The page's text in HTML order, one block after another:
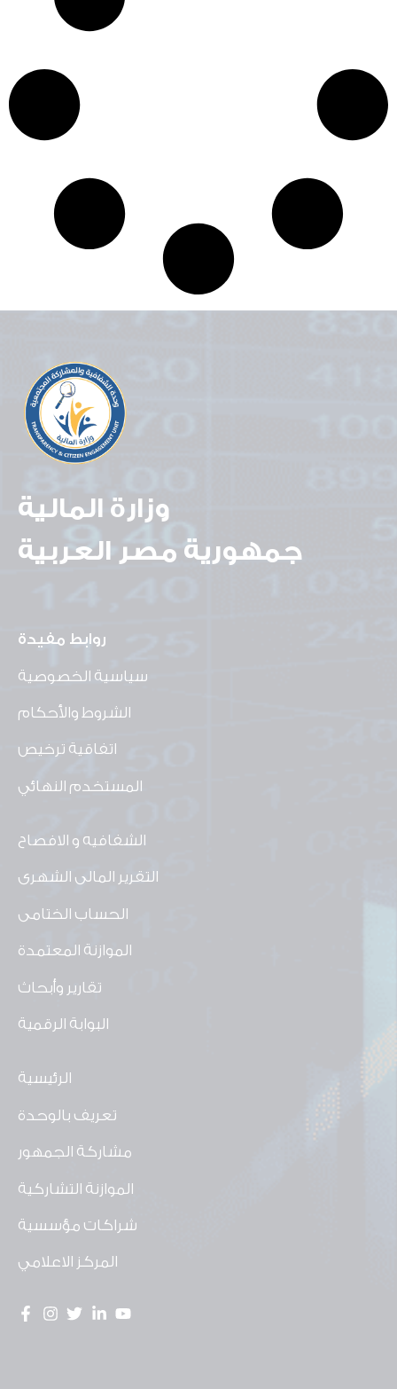
وزارة المالية
جمهورية مصر العربية
روابط مفيدة
سياسية الخصوصية
الشروط والأحكام
اتفاقية ترخيص
المستخدم النهائي
الشفافيه و الافصاح
التقرير المالى الشهرى
الحساب الختامى
الموازنة المعتمدة
تقارير وأبحاث
البوابة الرقمية
الرئيسية
تعريف بالوحدة
مشاركة الجمهور
الموازنة التشاركية
شراكات مؤسسية
المركز الاعلامي